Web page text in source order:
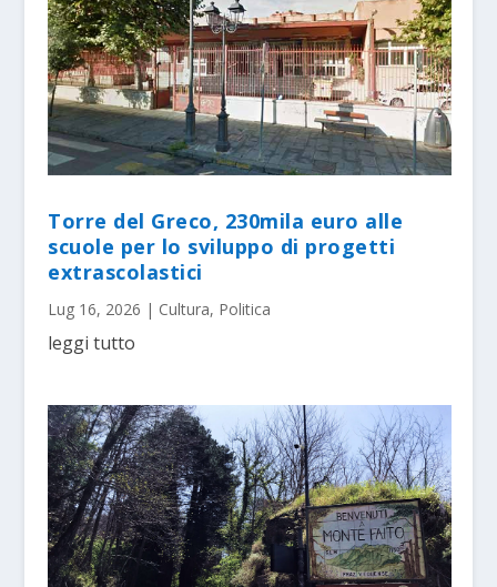
Torre del Greco, 230mila euro alle
scuole per lo sviluppo di progetti
extrascolastici
Lug 16, 2026 | Cultura, Politica
leggi tutto